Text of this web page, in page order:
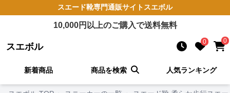
スエード靴専門通販サイト スエボル
10,000円以上のご購入で送料無料
スエボル 0 0
新着商品 商品を検索 人気ランキング